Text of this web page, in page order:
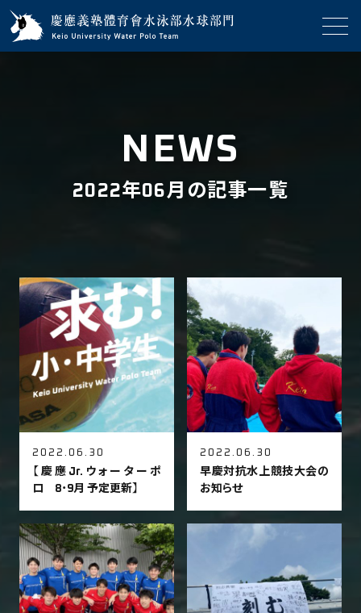
NEWS
2022年06月の記事一覧
2022.06.30
【慶應Jr.ウォーターポ
ロ 8・9月 予定更新】
2022.06.30
早慶対抗水上競技大会の
お知らせ